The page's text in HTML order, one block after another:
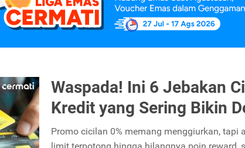
Waspada! Ini 6 Jebakan
Kredit yang Sering Bikin
Promo cicilan 0% memang menggiurkan, tapi